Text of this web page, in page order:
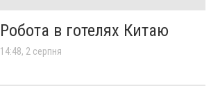
Робота в готелях Китаю
14:48, 2 серпня